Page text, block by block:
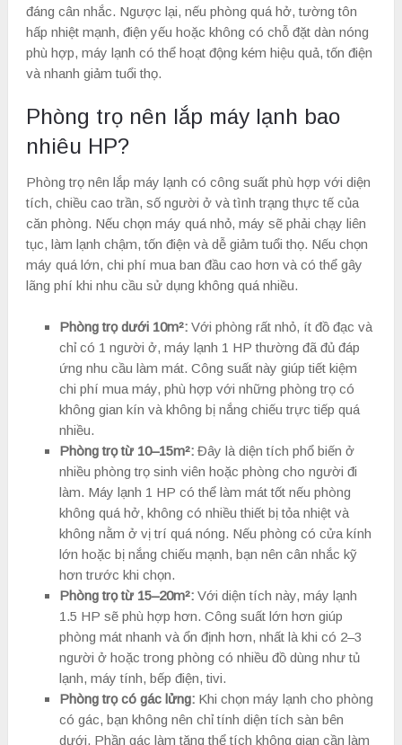
đáng cân nhắc. Ngược lại, nếu phòng quá hở, tường tôn
hấp nhiệt mạnh, điện yếu hoặc không có chỗ đặt dàn nóng
phù hợp, máy lạnh có thể hoạt động kém hiệu quả, tốn điện
và nhanh giảm tuổi thọ.
Phòng trọ nên lắp máy lạnh bao
nhiêu HP?
Phòng trọ nên lắp máy lạnh có công suất phù hợp với diện
tích, chiều cao trần, số người ở và tình trạng thực tế của
căn phòng. Nếu chọn máy quá nhỏ, máy sẽ phải chạy liên
tục, làm lạnh chậm, tốn điện và dễ giảm tuổi thọ. Nếu chọn
máy quá lớn, chi phí mua ban đầu cao hơn và có thể gây
lãng phí khi nhu cầu sử dụng không quá nhiều.
Phòng trọ dưới 10m²: Với phòng rất nhỏ, ít đồ đạc và
chỉ có 1 người ở, máy lạnh 1 HP thường đã đủ đáp
ứng nhu cầu làm mát. Công suất này giúp tiết kiệm
chi phí mua máy, phù hợp với những phòng trọ có
không gian kín và không bị nắng chiếu trực tiếp quá
nhiều.
Phòng trọ từ 10–15m²: Đây là diện tích phổ biến ở
nhiều phòng trọ sinh viên hoặc phòng cho người đi
làm. Máy lạnh 1 HP có thể làm mát tốt nếu phòng
không quá hở, không có nhiều thiết bị tỏa nhiệt và
không nằm ở vị trí quá nóng. Nếu phòng có cửa kính
lớn hoặc bị nắng chiếu mạnh, bạn nên cân nhắc kỹ
hơn trước khi chọn.
Phòng trọ từ 15–20m²: Với diện tích này, máy lạnh
1.5 HP sẽ phù hợp hơn. Công suất lớn hơn giúp
phòng mát nhanh và ổn định hơn, nhất là khi có 2–3
người ở hoặc trong phòng có nhiều đồ dùng như tủ
lạnh, máy tính, bếp điện, tivi.
Phòng trọ có gác lửng: Khi chọn máy lạnh cho phòng
có gác, bạn không nên chỉ tính diện tích sàn bên
dưới. Phần gác làm tăng thể tích không gian cần làm